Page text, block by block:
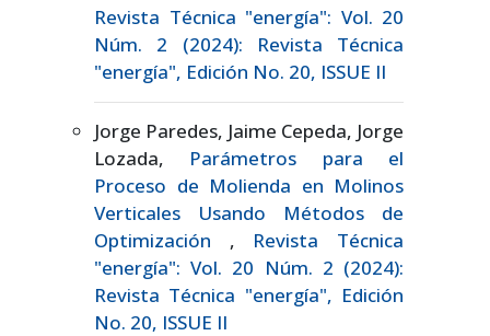
Revista Técnica "energía": Vol. 20
Núm. 2 (2024): Revista Técnica
"energía", Edición No. 20, ISSUE II
Jorge Paredes, Jaime Cepeda, Jorge
Lozada, Parámetros para el
Proceso de Molienda en Molinos
Verticales Usando Métodos de
Optimización , Revista Técnica
"energía": Vol. 20 Núm. 2 (2024):
Revista Técnica "energía", Edición
No. 20, ISSUE II